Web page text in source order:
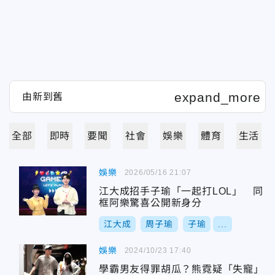
全部 即時 要聞 社會 娛樂 體育 生活
娛樂
江大成招手子瑜「一起打LOL」 同
框阿樂驚喜公開新身分
江大成 周子瑜 子瑜
2026/05/16 21:07
娛樂
學霸男友得罪胡瓜？熊霓疑「失寵」
2024/10/23 17:40